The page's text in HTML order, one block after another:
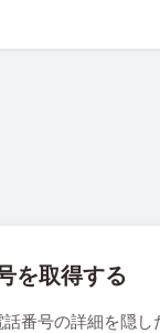
を取得する
番号の詳細を隠